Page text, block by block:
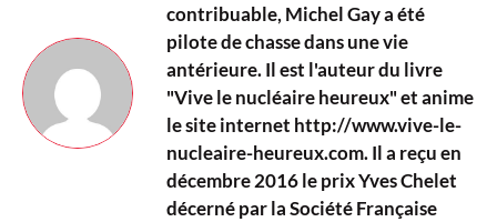
contribuable, Michel Gay a été
pilote de chasse dans une vie
antérieure. Il est l'auteur du livre
"Vive le nucléaire heureux" et anime
le site internet http://www.vive-le-
nucleaire-heureux.com. Il a reçu en
décembre 2016 le prix Yves Chelet
décerné par la Société Française